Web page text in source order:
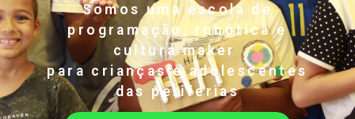
Somos uma escola de
programação, robótica e
cultura maker
para crianças e adolescentes
das periferias